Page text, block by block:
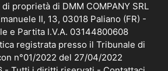
proprietà di DMM COMPANY SRL
II, 13, 03018 Paliano (FR) -
e Partita I.V.A. 03144800608
registrata presso il Tribunale di
n°01/2022 del 27/04/2022